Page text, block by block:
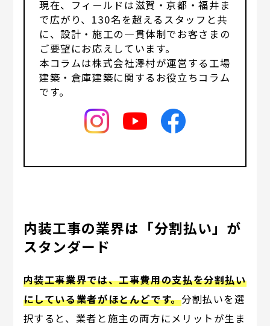
現在、フィールドは滋賀・京都・福井ま
で広がり、130名を超えるスタッフと共
に、設計・施工の一貫体制でお客さまの
ご要望にお応えしています。
本コラムは株式会社澤村が運営する工場
建築・倉庫建築に関するお役立ちコラム
です。
内装工事の業界は「分割払い」が
スタンダード
内装工事業界では、工事費用の支払を分割払い
にしている業者がほとんどです。分割払いを選
択すると、業者と施主の両方にメリットが生ま